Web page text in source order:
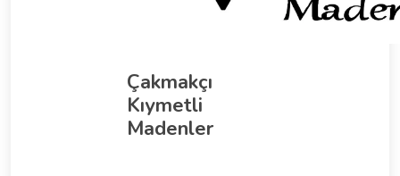
Çakmakçı
Kıymetli
Madenler